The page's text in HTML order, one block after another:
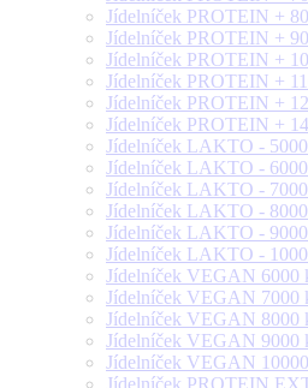
Jídelníček PROTEIN +
Jídelníček PROTEIN +
Jídelníček PROTEIN +
Jídelníček PROTEIN +
Jídelníček PROTEIN +
Jídelníček PROTEIN +
Jídelníček LAKTO -
Jídelníček LAKTO -
Jídelníček LAKTO -
Jídelníček LAKTO -
Jídelníček LAKTO -
Jídelníček LAKTO -
Jídelníček VEGAN 6000
Jídelníček VEGAN 7000
Jídelníček VEGAN 8000
Jídelníček VEGAN 9000
Jídelníček VEGAN
Jídelníček PROTEIN